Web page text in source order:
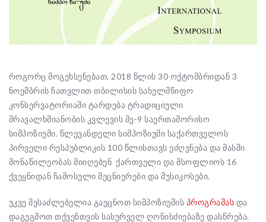
როგორც მოგეხსენებათ, 2018 წლის 30 ოქტომბრიდან 3
ნოემბრის ჩათვლით თბილისის სახელმწიფო
კონსერვატორიაში ტარდება ტრადიციული
მრავალხმიანობის კვლევის მე-9 საერთაშორისო
სიმპოზიუმი. წლევანდელი სიმპოზიუმი საქართველოს
პირველი რესპუბლიკის 100 წლისთავს ეძღვნება და მასში
მონაწილეობას მიიღებენ ქართველი და მსოფლიოს 16
ქვეყნიდან ჩამოსული მეცნიერები და მუსიკოსები.
უკვე შესაძლებელია გაეცნოთ სიმპოზიუმის პროგრამას და
დაგეგმოთ თქვენთვის სასურველ ღონისძიებაზე დასწრება.